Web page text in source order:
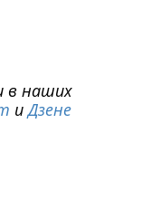
в наших
иДзене